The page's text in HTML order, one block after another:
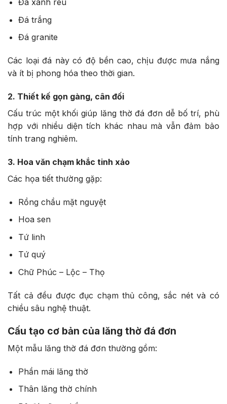
Đá xanh rêu
Đá trắng
Đá granite
Các loại đá này có độ bền cao, chịu được mưa nắng
và ít bị phong hóa theo thời gian.
2. Thiết kế gọn gàng, cân đối
Cấu trúc một khối giúp lăng thờ đá đơn dễ bố trí, phù
hợp với nhiều diện tích khác nhau mà vẫn đảm bảo
tính trang nghiêm.
3. Hoa văn chạm khắc tinh xảo
Các họa tiết thường gặp:
Rồng chầu mặt nguyệt
Hoa sen
Tứ linh
Tứ quý
Chữ Phúc – Lộc – Thọ
Tất cả đều được đục chạm thủ công, sắc nét và có
chiều sâu nghệ thuật.
Cấu tạo cơ bản của lăng thờ đá đơn
Một mẫu lăng thờ đá đơn thường gồm:
Phần mái lăng thờ
Thân lăng thờ chính